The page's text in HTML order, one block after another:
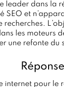
leader dans la
SEO et
recherches.
les moteurs
une refonte du
Réponse
internet pour le